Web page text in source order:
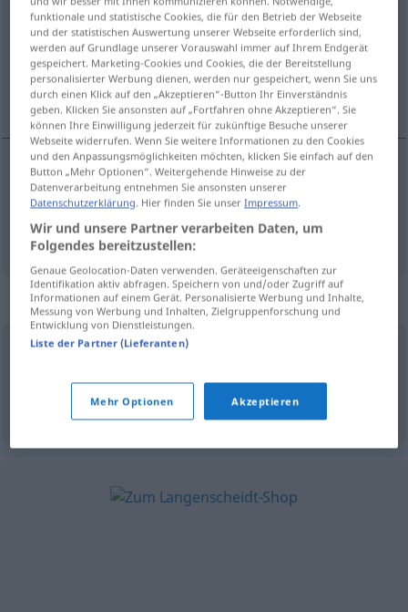
Übersicht aller Übersetzungen
(Für mehr Details die Übersetzung anklicken/antippen)
prächtig, prunkvoll, luxuriös
prächtig,prunkvoll suntuoso
luxuriös suntuoso (≈ lujoso)
Synonyme für "suntuoso"
magnífico,magnificente
funktionale und statistische Cookies, die für den Betrieb der Webseite
und der statistischen Auswertung unserer Webseite erforderlich sind,
werden auf Grundlage unserer Vorauswahl immer auf Ihrem Endgerät
gespeichert. Marketing-Cookies und Cookies, die der Bereitstellung
personalisierter Werbung dienen, werden nur gespeichert, wenn Sie uns
durch einen Klick auf den „Akzeptieren“-Button Ihr Einverständnis
geben. Klicken Sie ansonsten auf „Fortfahren ohne Akzeptieren“. Sie
können Ihre Einwilligung jederzeit für zukünftige Besuche unserer
Webseite widerrufen. Wenn Sie weitere Informationen zu den Cookies
und den Anpassungsmöglichkeiten möchten, klicken Sie einfach auf den
Button „Mehr Optionen“. Weitergehende Hinweise zu der
Datenverarbeitung entnehmen Sie ansonsten unserer
Datenschutzerklärung. Hier finden Sie unserImpressum.
Wir und unsere Partner verarbeiten Daten, um
Folgendes bereitzustellen:
Genaue Geolocation-Daten verwenden. Geräteeigenschaften zur
Identifikation aktiv abfragen. Speichern von und/oder Zugriff auf
Informationen auf einem Gerät. Personalisierte Werbung und Inhalte,
Messung von Werbung und Inhalten, Zielgruppenforschung und
Entwicklung von Dienstleistungen.
Liste der Partner (Lieferanten)
Mehr Optionen Akzeptieren